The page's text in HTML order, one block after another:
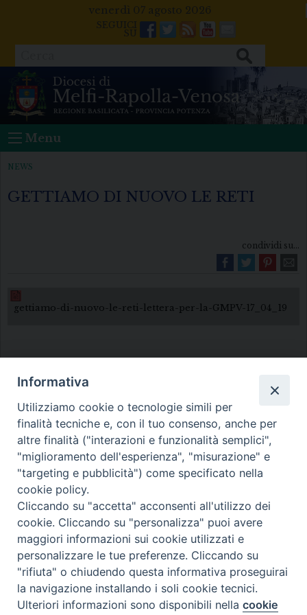
venerdì 07 agosto 2026
Facebook
Twitter
FeedsYoutube
Mail
Menu
NEWS
GETTIAMO DI NUOVO LE RETI
condividi su...
gettiamo-di-nuovo-le-reti-lettera-per-la-GMPV-17_04_19
Diocesi di Melfi Rapolla Venosa
• Largo Duomo, 12 - 85025 MELFI (PZ) •
Tel. 0972238604
PEC ufficiale della Diocesi:
diocesi.melfi_rapolla_venosa@legalmail.it
Preferenze Cookie
Informativa
Utilizziamo cookie o tecnologie simili per
finalità tecniche e, con il tuo consenso, anche per
altre finalità ("interazioni e funzionalità semplici",
"miglioramento dell'esperienza", "misurazione" e
"targeting e pubblicità") come specificato nella
cookie policy.
Cliccando su "accetta" acconsenti all'utilizzo dei
cookie. Cliccando su "personalizza" puoi avere
maggiori informazioni sui cookie utilizzati e
personalizzare le tue preferenze. Cliccando su
"rifiuta" o chiudendo questa informativa proseguirai
la navigazione installando i soli cookie tecnici.
Ulteriori informazioni sono disponibili nellacookie